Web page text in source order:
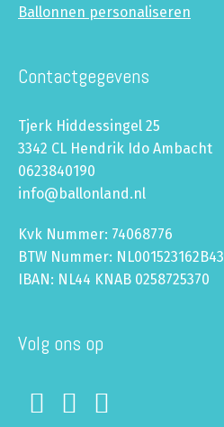
Ballonnen personaliseren
Contactgegevens
Tjerk Hiddessingel 25
3342 CL Hendrik Ido Ambacht
0623840190
info@ballonland.nl
Kvk Nummer: 74068776
BTW Nummer: NL001523162B43
IBAN: NL44 KNAB 0258725370
Volg ons op